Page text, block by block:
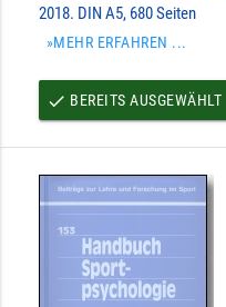
2018. DIN A5, 680 Seiten
»MEHR ERFAHREN ...
done BEREITS AUSGEWÄHLT